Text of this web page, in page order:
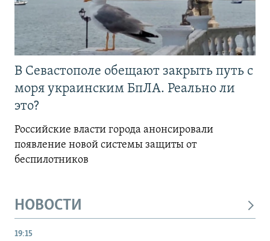
В Севастополе обещают закрыть путь с
моря украинским БпЛА. Реально ли
это?
Российские власти города анонсировали
появление новой системы защиты от
беспилотников
НОВОСТИ
19:15